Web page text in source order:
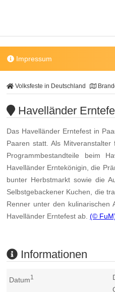
Impressum
Volksfeste in Deutschland
Havelländer
Das Havelländer Erntefest in
Paaren statt. Als
Programmbestandteile beim
Havelländer Erntekönigin, die
bunter Herbstmarkt sowie die
Selbstgebackener Kuchen, die
Renner unter den kulinarischen
Havelländer Erntefest ab. (©
Informationen
Datum1